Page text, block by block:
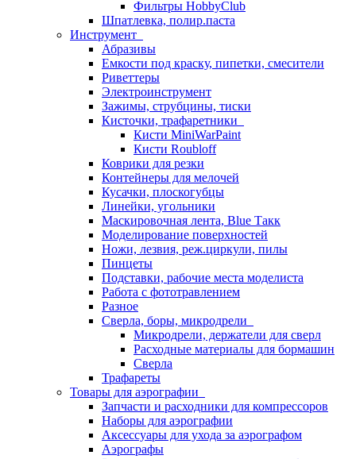
Фильтры HobbyClub
Шпатлевка, полир.паста
Инструмент
Абразивы
Емкости под краску, пипетки, смесители
Риветтеры
Электроинструмент
Зажимы, струбцины, тиски
Кисточки, трафаретники
Кисти MiniWarPaint
Кисти Roubloff
Коврики для резки
Контейнеры для мелочей
Кусачки, плоскогубцы
Линейки, угольники
Маскировочная лента, Blue Такк
Моделирование поверхностей
Ножи, лезвия, реж.циркули, пилы
Пинцеты
Подставки, рабочие места моделиста
Работа с фототравлением
Разное
Сверла, боры, микродрели
Микродрели, держатели для сверл
Расходные материалы для бормашин
Сверла
Трафареты
Товары для аэрографии
Запчасти и расходники для компрессоров
Наборы для аэрографии
Аксессуары для ухода за аэрографом
Аэрографы